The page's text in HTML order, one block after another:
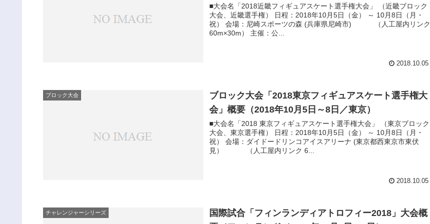
■大会名「2018近畿フィギュアスケート選手権大会」 （近畿ブロック
大会、近畿選手権） 日程：2018年10月5日（金） ～ 10月8日（月・
祝） 会場：尼崎スポーツの森 (兵庫県尼崎市) （人工屋内リンク
60m×30m） 主催：公...
2018.10.05
ブロック大会
ブロック大会「2018東京フィギュアスケート選手権大
会」概要（2018年10月5日～8日／東京）
■大会名「2018 東京フィギュアスケート選手権大会」 （東京ブロック
大会、東京選手権） 日程：2018年10月5日（金） ～ 10月8日（月・
祝） 会場：ダイドードリンコアイスアリーナ (東京都西東京市東伏
見） （人工屋内リンク 6...
2018.10.05
チャレンジャーシリーズ
国際試合「フィンランディアトロフィー2018」大会概